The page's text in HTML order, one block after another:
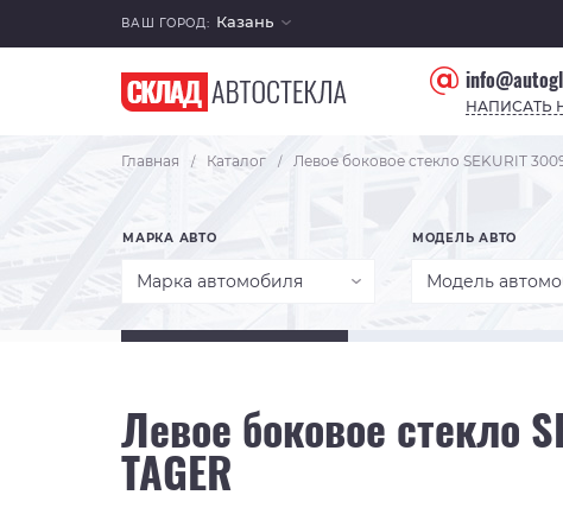
ВАШ ГОРОД: Казань
НАПИСАТЬ
Главная / Каталог / Левое боковое стекло SEKURIT
МАРКА АВТО
Марка автомобиля
МОДЕЛЬ АВТО
Модель
Левое боковое стекло
TAGER